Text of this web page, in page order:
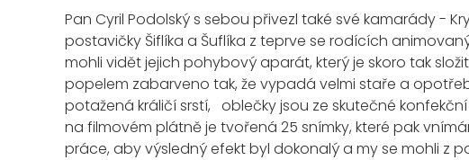
Pan Cyril Podolský s sebou přivezl také své kamarády -
postavičky Šiflíka a Šuflíka z teprve se rodících
mohli vidět jejich pohybový aparát, který je skoro tak
popelem zabarveno tak, že vypadá velmi staře a
potažená králičí srstí, oblečky jsou ze skutečné
na filmovém plátně je tvořená 25 snímky, které pak
práce, aby výsledný efekt byl dokonalý a my se mohli z